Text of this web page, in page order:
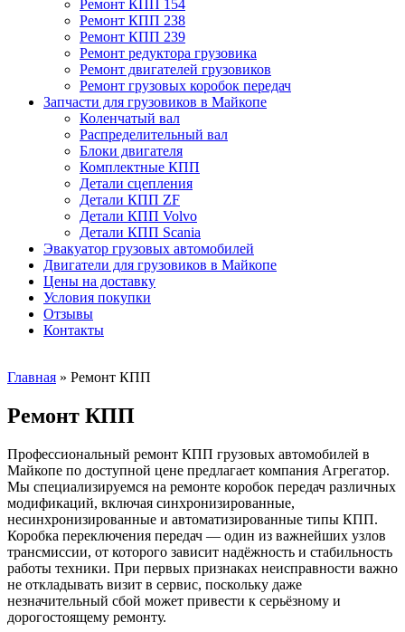
Ремонт КПП 154
Ремонт КПП 238
Ремонт КПП 239
Ремонт редуктора грузовика
Ремонт двигателей грузовиков
Ремонт грузовых коробок передач
Запчасти для грузовиков в Майкопе
Коленчатый вал
Распределительный вал
Блоки двигателя
Комплектные КПП
Детали сцепления
Детали КПП ZF
Детали КПП Volvo
Детали КПП Scania
Эвакуатор грузовых автомобилей
Двигатели для грузовиков в Майкопе
Цены на доставку
Условия покупки
Отзывы
Контакты
Главная » Ремонт КПП
Ремонт КПП
Профессиональный ремонт КПП грузовых автомобилей в
Майкопе по доступной цене предлагает компания Агрегатор.
Мы специализируемся на ремонте коробок передач различных
модификаций, включая синхронизированные,
несинхронизированные и автоматизированные типы КПП.
Коробка переключения передач — один из важнейших узлов
трансмиссии, от которого зависит надёжность и стабильность
работы техники. При первых признаках неисправности важно
не откладывать визит в сервис, поскольку даже
незначительный сбой может привести к серьёзному и
дорогостоящему ремонту.